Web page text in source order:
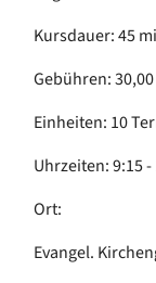
Kursdauer: 45
Gebühren:
Einheiten: 10
Uhrzeiten: 9:15
Ort:
Evangel.